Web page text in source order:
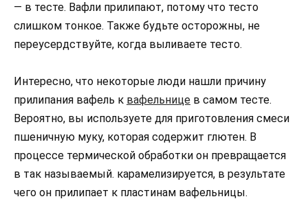
— в тесте. Вафли прилипают, потому что тесто
слишком тонкое. Также будьте осторожны, не
переусердствуйте, когда выливаете тесто.
Интересно, что некоторые люди нашли причину
прилипания вафель к вафельнице в самом тесте.
Вероятно, вы используете для приготовления смеси
пшеничную муку, которая содержит глютен. В
процессе термической обработки он превращается
в так называемый. карамелизируется, в результате
чего он прилипает к пластинам вафельницы.